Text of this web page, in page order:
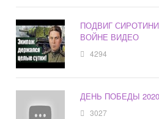
ПОДВИГ
ВОЙНЕ ВИДЕО
4294
ДЕНЬ ПОБЕДЫ
3027